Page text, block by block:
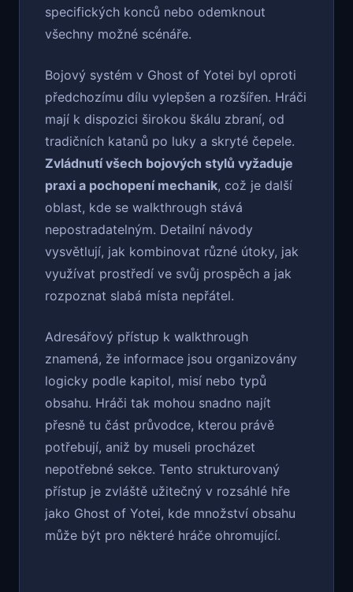
specifických konců nebo odemknout
všechny možné scénáře.
Bojový systém v Ghost of Yotei byl oproti
předchozímu dílu vylepšen a rozšířen. Hráči
mají k dispozici širokou škálu zbraní, od
tradičních katanů po luky a skryté čepele.
Zvládnutí všech bojových stylů vyžaduje
praxi a pochopení mechanik, což je další
oblast, kde se walkthrough stává
nepostradatelným. Detailní návody
vysvětlují, jak kombinovat různé útoky, jak
využívat prostředí ve svůj prospěch a jak
rozpoznat slabá místa nepřátel.
Adresářový přístup k walkthrough
znamená, že informace jsou organizovány
logicky podle kapitol, misí nebo typů
obsahu. Hráči tak mohou snadno najít
přesně tu část průvodce, kterou právě
potřebují, aniž by museli procházet
nepotřebné sekce. Tento strukturovaný
přístup je zvláště užitečný v rozsáhlé hře
jako Ghost of Yotei, kde množství obsahu
může být pro některé hráče ohromující.